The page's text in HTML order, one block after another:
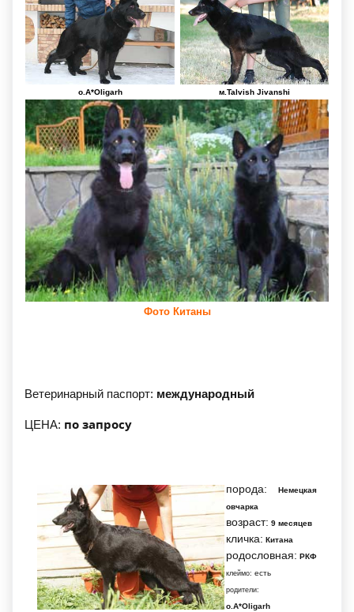
о.A*Oligarh м.Talvish Jivanshi
Фото Китаны
Ветеринарный паспорт: международный
ЦЕНА: по запросу
порода: Немецкая
овчарка
возраст: 9 месяцев
кличка: Китана
родословная: РКФ
клеймо: есть
родители:
о.A*Oligarh